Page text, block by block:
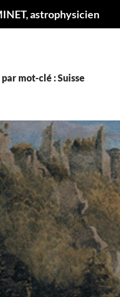
astrophysicien
mot-clé : Suisse